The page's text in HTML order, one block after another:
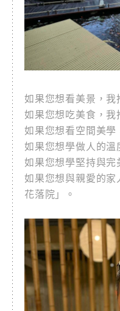
如果您想看美景，我
如果您想吃美食，我
如果您想看空間美學
如果您想學做人的溫
如果您想學堅持與完
如果您想與親愛的家
花落院」。